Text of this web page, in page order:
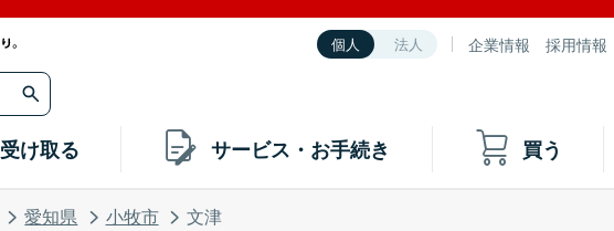
個人 法人 企業情報 採用情報
受け取る サービス・お手続き 買う
愛知県 小牧市 文津